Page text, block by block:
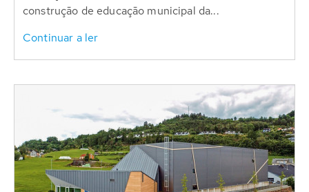
construção de educação municipal da...
Continuar a ler